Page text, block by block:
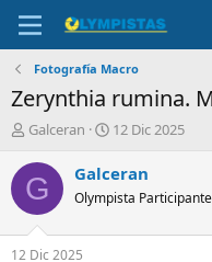
Fotografía Macro
Zerynthia rumina.
I
i
c
a
d
Galceran
F
c
h
a
12 Dic 2025
G Galceran
Olympista Participante
12 Dic 2025